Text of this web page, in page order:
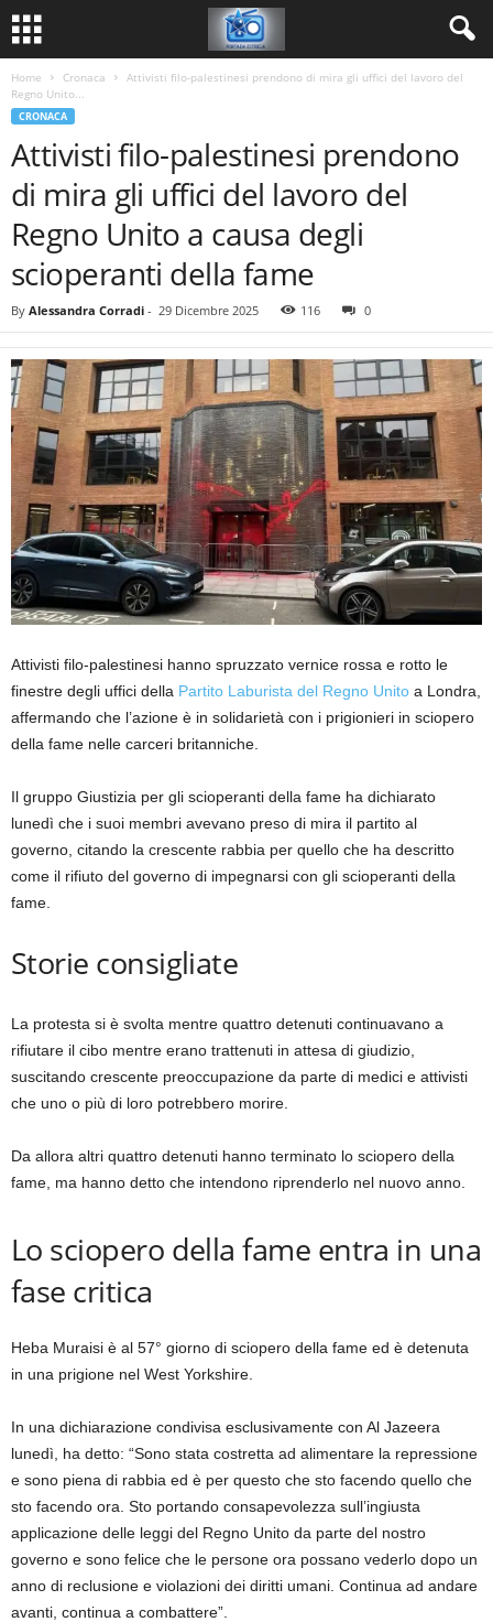
Home Cronaca
Attivisti filo-palestinesi prendono di mira gli uffici del lavoro del
Regno Unito...
CRONACA
Attivisti filo-palestinesi prendono
di mira gli uffici del lavoro del
Regno Unito a causa degli
scioperanti della fame
By Alessandra Corradi - 29 Dicembre 2025 116 0
Attivisti filo-palestinesi hanno spruzzato vernice rossa e rotto le
finestre degli uffici della Partito Laburista del Regno Unito a Londra,
affermando che l’azione è in solidarietà con i prigionieri in sciopero
della fame nelle carceri britanniche.
Il gruppo Giustizia per gli scioperanti della fame ha dichiarato
lunedì che i suoi membri avevano preso di mira il partito al
governo, citando la crescente rabbia per quello che ha descritto
come il rifiuto del governo di impegnarsi con gli scioperanti della
fame.
Storie consigliate
elenco
di
4
elementi
fine
dell’elenco
La protesta si è svolta mentre quattro detenuti continuavano a
rifiutare il cibo mentre erano trattenuti in attesa di giudizio,
suscitando crescente preoccupazione da parte di medici e attivisti
che uno o più di loro potrebbero morire.
Da allora altri quattro detenuti hanno terminato lo sciopero della
fame, ma hanno detto che intendono riprenderlo nel nuovo anno.
Lo sciopero della fame entra in una
fase critica
Heba Muraisi è al 57° giorno di sciopero della fame ed è detenuta
in una prigione nel West Yorkshire.
In una dichiarazione condivisa esclusivamente con Al Jazeera
lunedì, ha detto: “Sono stata costretta ad alimentare la repressione
e sono piena di rabbia ed è per questo che sto facendo quello che
sto facendo ora. Sto portando consapevolezza sull’ingiusta
applicazione delle leggi del Regno Unito da parte del nostro
governo e sono felice che le persone ora possano vederlo dopo un
anno di reclusione e violazioni dei diritti umani. Continua ad andare
avanti, continua a combattere”.